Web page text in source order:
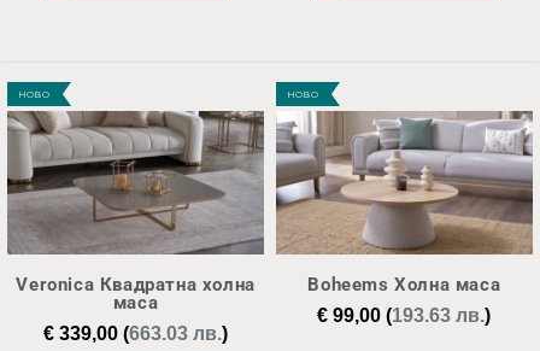
НОВО
Veronica Квадратна холна
маса
€ 339,00 (663.03 лв.)
НОВО
Boheems Холна маса
€ 99,00 (193.63 лв.)